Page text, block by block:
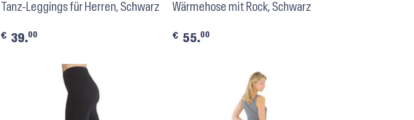
Tanz-Leggings für Herren, Schwarz
€ 39.00
Wärmehose mit Rock, Schwarz
€ 55.00